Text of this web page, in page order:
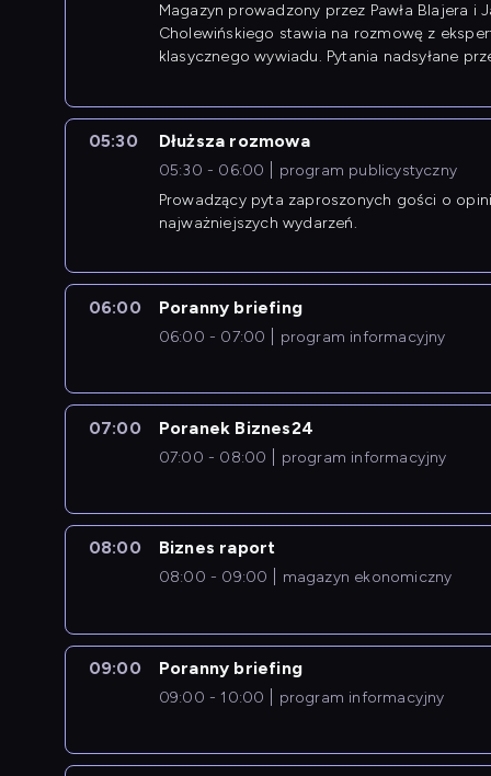
Magazyn prowadzony przez Pawła Blajera i
Cholewińskiego stawia na rozmowę z
klasycznego wywiadu. Pytania nadsyłane
05:30 Dłuższa rozmowa
05:30 - 06:00
program publicystyczny
Prowadzący pyta zaproszonych gości o
najważniejszych wydarzeń.
06:00 Poranny briefing
06:00 - 07:00 program informacyjny
07:00 Poranek Biznes24
07:00 - 08:00 program informacyjny
08:00 Biznes raport
08:00 - 09:00 magazyn ekonomiczny
09:00 Poranny briefing
09:00 - 10:00 program informacyjny